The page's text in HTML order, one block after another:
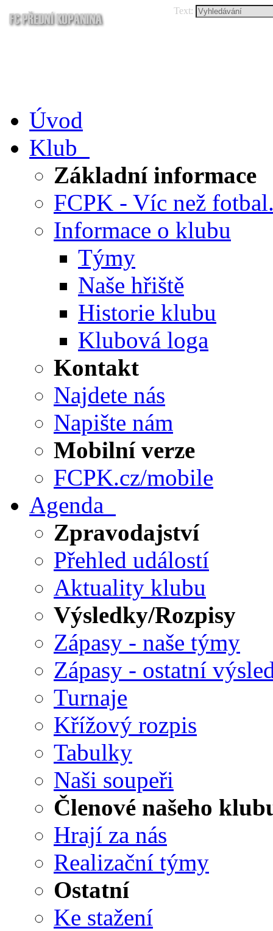
Text:
Úvod
Klub
Základní informace
FCPK - Víc než
Informace o klubu
Týmy
Naše hřiště
Historie klubu
Klubová loga
Kontakt
Najdete nás
Napište nám
Mobilní verze
FCPK.cz/mobile
Agenda
Zpravodajství
Přehled událostí
Aktuality klubu
Výsledky/Rozpisy
Zápasy - naše týmy
Zápasy - ostatní
Turnaje
Křížový rozpis
Tabulky
Naši soupeři
Členové našeho
Hrají za nás
Realizační týmy
Ostatní
Ke stažení